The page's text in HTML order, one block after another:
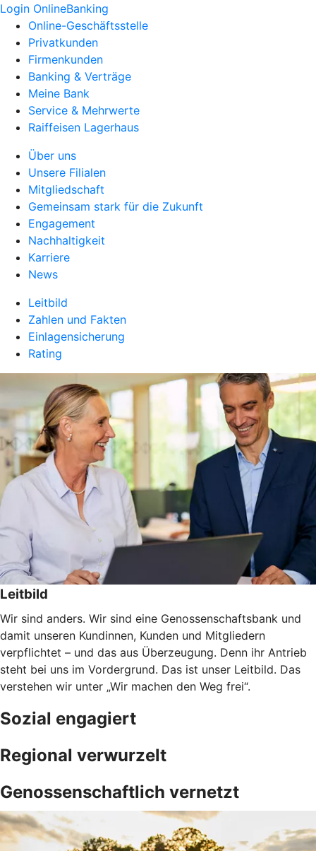
Login OnlineBanking
Online-Geschäftsstelle
Privatkunden
Firmenkunden
Banking & Verträge
Meine Bank
Service & Mehrwerte
Raiffeisen Lagerhaus
Über uns
Unsere Filialen
Mitgliedschaft
Gemeinsam stark für die Zukunft
Engagement
Nachhaltigkeit
Karriere
News
Leitbild
Zahlen und Fakten
Einlagensicherung
Rating
Leitbild
Wir sind anders. Wir sind eine Genossenschaftsbank und
damit unseren Kundinnen, Kunden und Mitgliedern
verpflichtet – und das aus Überzeugung. Denn ihr Antrieb
steht bei uns im Vordergrund. Das ist unser Leitbild. Das
verstehen wir unter „Wir machen den Weg frei“.
Sozial engagiert
Regional verwurzelt
Genossenschaftlich vernetzt